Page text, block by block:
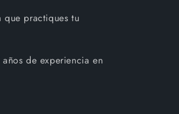
practiques tu
años de experiencia en